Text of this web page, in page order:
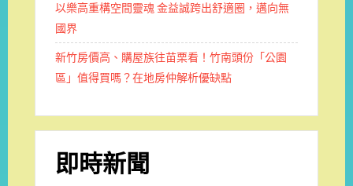
以樂高重構空間靈魂 金益誠跨出舒適圈，邁向無
國界
新竹房價高、購屋族往苗栗看！竹南頭份「公園
區」值得買嗎？在地房仲解析優缺點
即時新聞